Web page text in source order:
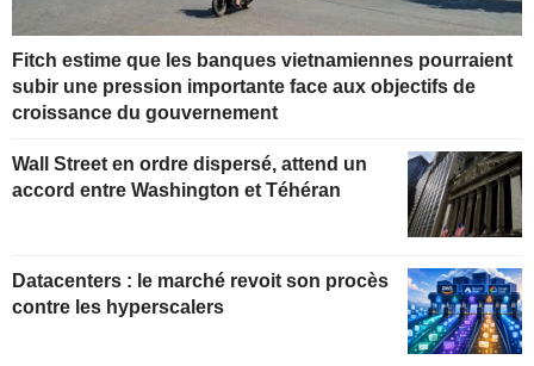
Fitch estime que les banques vietnamiennes pourraient
subir une pression importante face aux objectifs de
croissance du gouvernement
Wall Street en ordre dispersé, attend un
accord entre Washington et Téhéran
Datacenters : le marché revoit son procès
contre les hyperscalers